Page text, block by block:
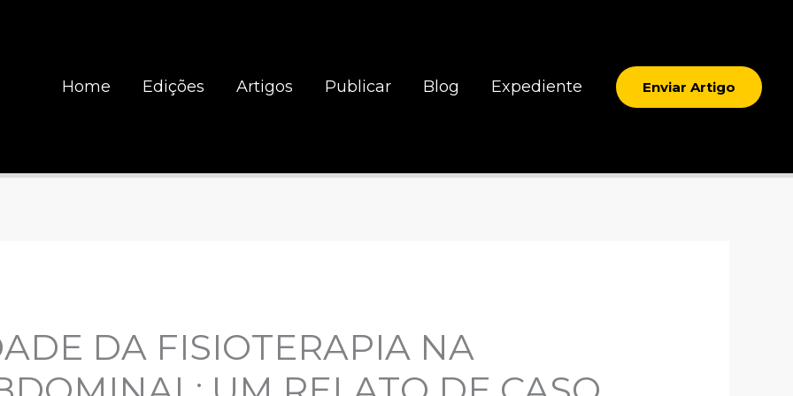
Home Edições Artigos Publicar Blog Expediente Enviar Artigo
DA FISIOTERAPIA NA